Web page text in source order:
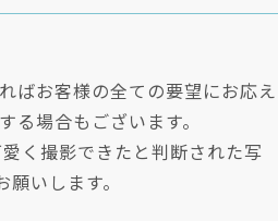
ばお客様の全ての要望にお応え
る場合もございます。
く撮影できたと判断された写
いします。